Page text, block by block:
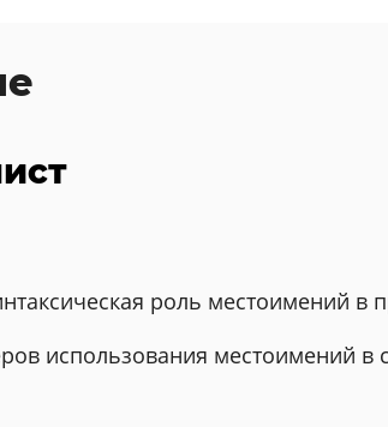
роль местоимений в
использования местоимений в